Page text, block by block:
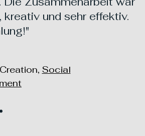
kreativ und sehr effektiv.
Social